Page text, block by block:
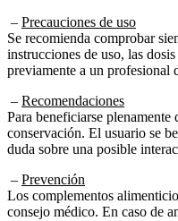
– Precauciones de uso
Se recomienda comprobar
instrucciones de uso, las
previamente a un profesional
– Recomendaciones
Para beneficiarse
conservación. El usuario se
duda sobre una posible
– Prevención
Los complementos
consejo médico. En caso de